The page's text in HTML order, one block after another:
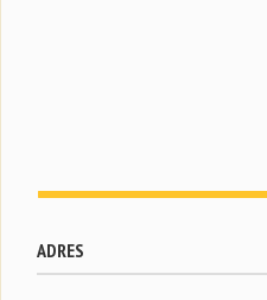
ADRES